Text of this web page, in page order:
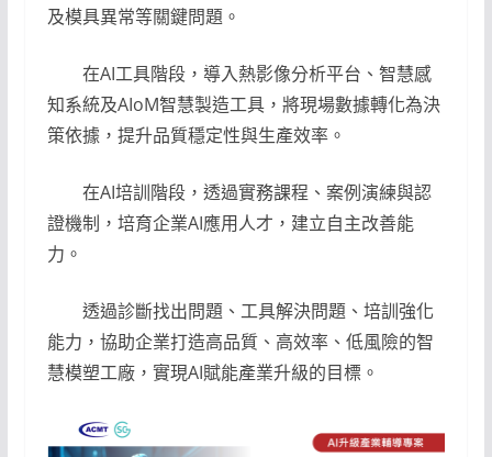
及模具異常等關鍵問題。
在AI工具階段，導入熱影像分析平台、智慧感
知系統及AIoM智慧製造工具，將現場數據轉化為決
策依據，提升品質穩定性與生產效率。
在AI培訓階段，透過實務課程、案例演練與認
證機制，培育企業AI應用人才，建立自主改善能
力。
透過診斷找出問題、工具解決問題、培訓強化
能力，協助企業打造高品質、高效率、低風險的智
慧模塑工廠，實現AI賦能產業升級的目標。